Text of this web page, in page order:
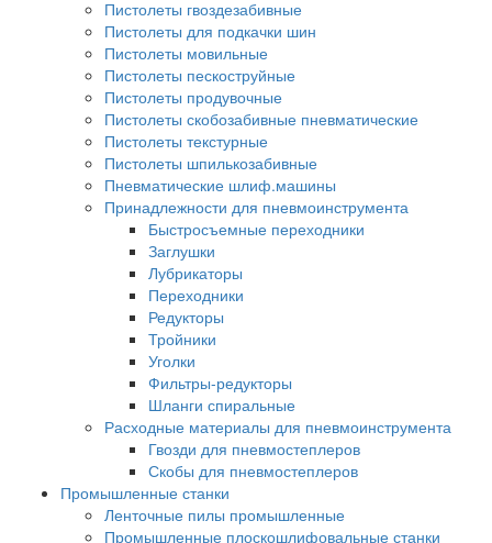
Пистолеты гвоздезабивные
Пистолеты для подкачки шин
Пистолеты мовильные
Пистолеты пескоструйные
Пистолеты продувочные
Пистолеты скобозабивные пневматические
Пистолеты текстурные
Пистолеты шпилькозабивные
Пневматические шлиф.машины
Принадлежности для пневмоинструмента
Быстросъемные переходники
Заглушки
Лубрикаторы
Переходники
Редукторы
Тройники
Уголки
Фильтры-редукторы
Шланги спиральные
Расходные материалы для пневмоинструмента
Гвозди для пневмостеплеров
Скобы для пневмостеплеров
Промышленные станки
Ленточные пилы промышленные
Промышленные плоскошлифовальные станки